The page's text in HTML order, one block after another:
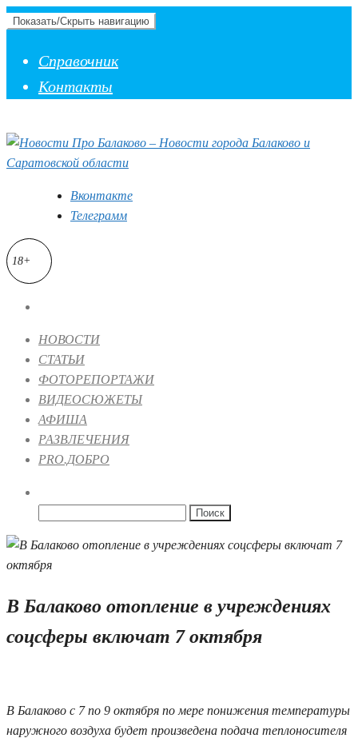
Показать/Скрыть навигацию
Справочник
Контакты
Вконтакте
Телеграмм
18+
НОВОСТИ
СТАТЬИ
ФОТОРЕПОРТАЖИ
ВИДЕОСЮЖЕТЫ
АФИША
РАЗВЛЕЧЕНИЯ
PRO.ДОБРО
В Балаково отопление в учреждениях
соцсферы включат 7 октября
В Балаково с 7 по 9 октября по мере понижения температуры
наружного воздуха будет произведена подача теплоносителя